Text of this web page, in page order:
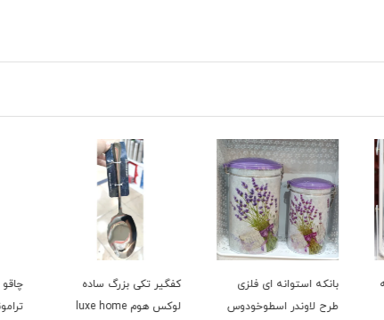
بانکه استوانه ای فلزی
طرح لاوندر اسطوخودوس
کفگیر تکی بزرگ ساده
لوکس هوم luxe home